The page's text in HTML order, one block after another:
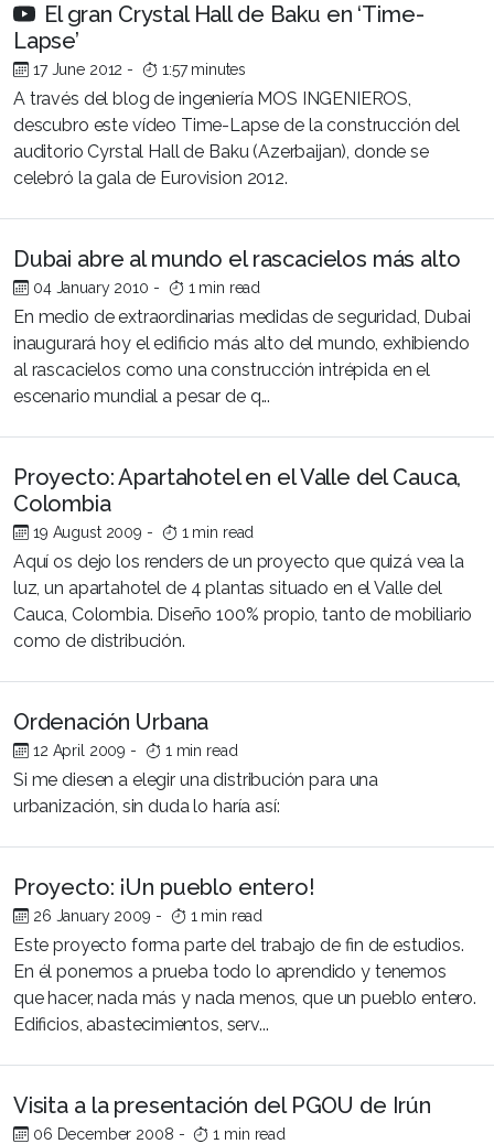
El gran Crystal Hall de Baku en ‘Time-
Lapse’
17 June 2012 - 1:57 minutes
A través del blog de ingeniería MOS INGENIEROS,
descubro este vídeo Time-Lapse de la construcción del
auditorio Cyrstal Hall de Baku (Azerbaijan), donde se
celebró la gala de Eurovision 2012.
Dubai abre al mundo el rascacielos más alto
04 January 2010 - 1 min read
En medio de extraordinarias medidas de seguridad, Dubai
inaugurará hoy el edificio más alto del mundo, exhibiendo
al rascacielos como una construcción intrépida en el
escenario mundial a pesar de q...
Proyecto: Apartahotel en el Valle del Cauca,
Colombia
19 August 2009 - 1 min read
Aquí os dejo los renders de un proyecto que quizá vea la
luz, un apartahotel de 4 plantas situado en el Valle del
Cauca, Colombia. Diseño 100% propio, tanto de mobiliario
como de distribución.
Ordenación Urbana
12 April 2009 - 1 min read
Si me diesen a elegir una distribución para una
urbanización, sin duda lo haría así:
Proyecto: ¡Un pueblo entero!
26 January 2009 - 1 min read
Este proyecto forma parte del trabajo de fin de estudios.
En él ponemos a prueba todo lo aprendido y tenemos
que hacer, nada más y nada menos, que un pueblo entero.
Edificios, abastecimientos, serv...
Visita a la presentación del PGOU de Irún
06 December 2008 - 1 min read